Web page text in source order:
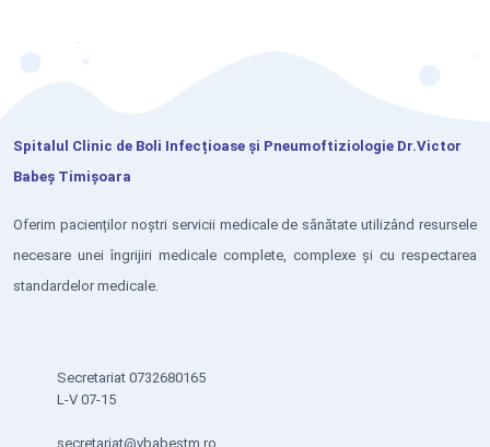
Spitalul Clinic de Boli Infecțioase și Pneumoftiziologie Dr.Victor
Babeș Timișoara
Oferim pacienților noștri servicii medicale de sănătate utilizând resursele
necesare unei îngrijiri medicale complete, complexe și cu respectarea
standardelor medicale.
Secretariat 0732680165
L-V 07-15
secretariat@vbabestm.ro